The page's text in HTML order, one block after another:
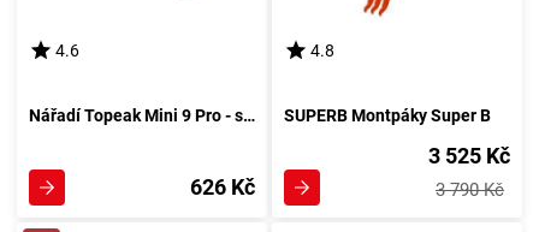
4.6
Nářadí Topeak Mini 9 Pro - stříbrné
626 Kč
4.8
SUPERB Montpáky Super B
3 525 Kč
3 790 Kč